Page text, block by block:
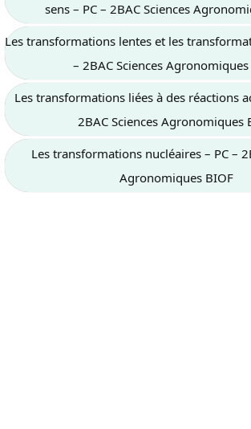
sens – PC – 2BAC Sciences
Les transformations lentes et les
– 2BAC Sciences
Les transformations liées à des réactions
2BAC Sciences Agronomiques
Les transformations nucléaires – PC –
Agronomiques BIOF